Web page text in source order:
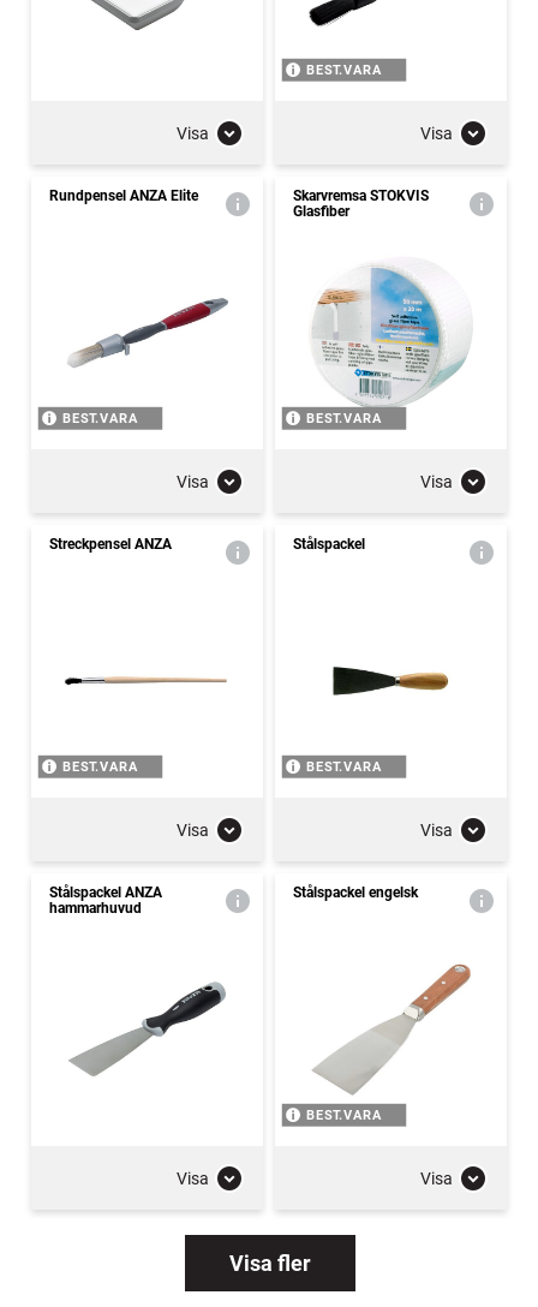
Visa
BEST.VARA
Visa
Rundpensel ANZA Elite
BEST.VARA
Visa
Skarvremsa STOKVIS
Glasfiber
BEST.VARA
Visa
Streckpensel ANZA
BEST.VARA
Visa
Stålspackel
BEST.VARA
Visa
Stålspackel ANZA
hammarhuvud
Visa
Stålspackel engelsk
BEST.VARA
Visa
Visa fler